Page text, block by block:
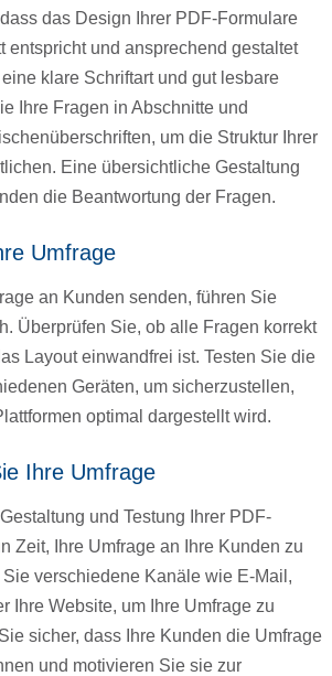
das Design Ihrer PDF-Formulare
entspricht und ansprechend gestaltet
klare Schriftart und gut lesbare
Ihre Fragen in Abschnitte und
um die Struktur Ihrer
Eine übersichtliche Gestaltung
die Beantwortung der Fragen.
Umfrage
an Kunden senden, führen Sie
Überprüfen Sie, ob alle Fragen korrekt
Layout einwandfrei ist. Testen Sie die
Geräten, um sicherzustellen,
optimal dargestellt wird.
Ihre Umfrage
und Testung Ihrer PDF-
Zeit, Ihre Umfrage an Ihre Kunden zu
verschiedene Kanäle wie E-Mail,
Ihre Website, um Ihre Umfrage zu
sicher, dass Ihre Kunden die Umfrage
und motivieren Sie sie zur